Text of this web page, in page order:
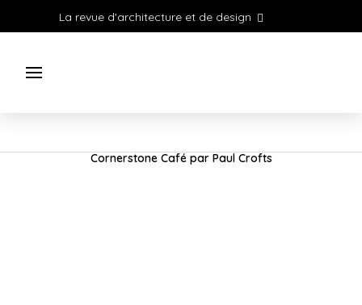
La revue d'architecture et de design
Cornerstone Café par Paul Crofts